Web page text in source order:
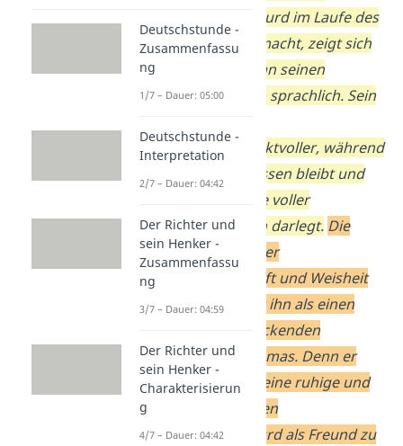
Entwicklung, die Curd im Laufe des
Gesprächs durchmacht, zeigt sich
sowohl inhaltlich an seinen
Aussagen als auch sprachlich. Sein
zunehmend respektvoller, während
Nathan stets gelassen bleibt und
seine Standpunkte voller
Selbstbewusstsein darlegt. Die
Szene zeugt von der
Überzeugungskraft und Weisheit
Nathans und zeigt ihn als einen
starken, beeindruckenden
Charakter des Dramas. Denn er
schafft es durch seine ruhige und
vernünftige Art, den
misstrauischen Curd als Freund zu
Deutschstunde -
Zusammenfassu
ng
1/7 – Dauer: 05:00
Deutschstunde -
Interpretation
2/7 – Dauer: 04:42
Der Richter und
sein Henker -
Zusammenfassu
ng
3/7 – Dauer: 04:59
Der Richter und
sein Henker -
Charakterisierun
g
4/7 – Dauer: 04:42